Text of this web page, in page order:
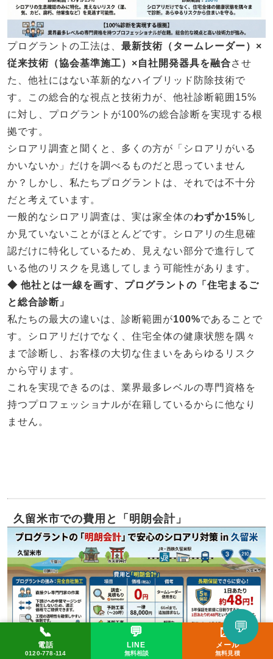
プログラントの工法は、 最新技術（タームレーダー）×
従来技術（協会基準施工）×自社開発器具を融合させ
た、他社にはない革新的なハイブリッド防除技術で
す。この総合的な視点と技術力が、他社診断範囲15%
に対し、プログラントが100%の総合診断を実現する根
拠です。
シロアリ調査と聞くと、多くの方が「シロアリがいる
かいないか」だけを調べるものだと思っていません
か？しかし、私たちプログラントは、それでは不十分
だと考えています。
一般的なシロアリ調査は、実は家全体のわずか15% し
か見ていないことがほとんどです。シロアリの生息確
認だけに特化しているため、見えない部分で進行して
いる他のリスクを見逃してしまう可能性があります。
◆ 他社とは一線を画す、プログラントの「住宅まるご
と総合診断」
私たちの最大の違いは、診断範囲が100%であることで
す。シロアリだけでなく、住宅全体の健康状態を隅々
まで診断し、お客様の大切な住まいをあらゆるリスク
から守ります。
これを実現できるのは、業界最多レベルの専門資格を
持つプロフェッショナルが在籍しているからに他なり
ません。
久留米市での費用と「明朗会計」
LINEで相談してみる
📞 0120-778-114 ✉️ メール 💬 LINE
📞
電話
0120-778-114
💬
LINE
無料相談
✉️
メール
無料見積
💬